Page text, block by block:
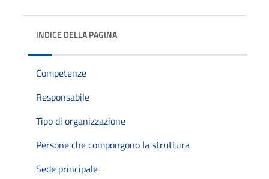
INDICE DELLA PAGINA
Competenze
Responsabile
Tipo di organizzazione
Persone che compongono la struttura
Sede principale